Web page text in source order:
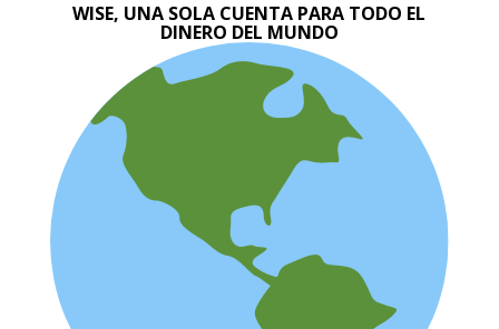
WISE, UNA SOLA CUENTA PARA TODO EL
DINERO DEL MUNDO